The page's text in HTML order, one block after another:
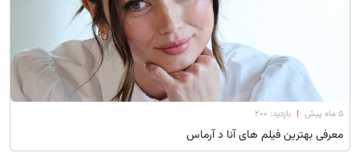
۵ ماه پیش | بازدید: 200
معرفی بهترین فیلم های آنا د آرماس